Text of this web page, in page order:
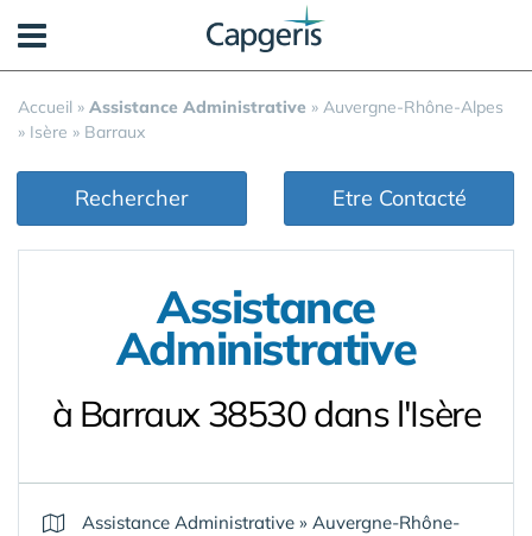
Accueil » Assistance Administrative » Auvergne-Rhône-Alpes
» Isère » Barraux
Rechercher Etre Contacté
Assistance
Administrative
à Barraux 38530 dans l'Isère
Assistance Administrative » Auvergne-Rhône-